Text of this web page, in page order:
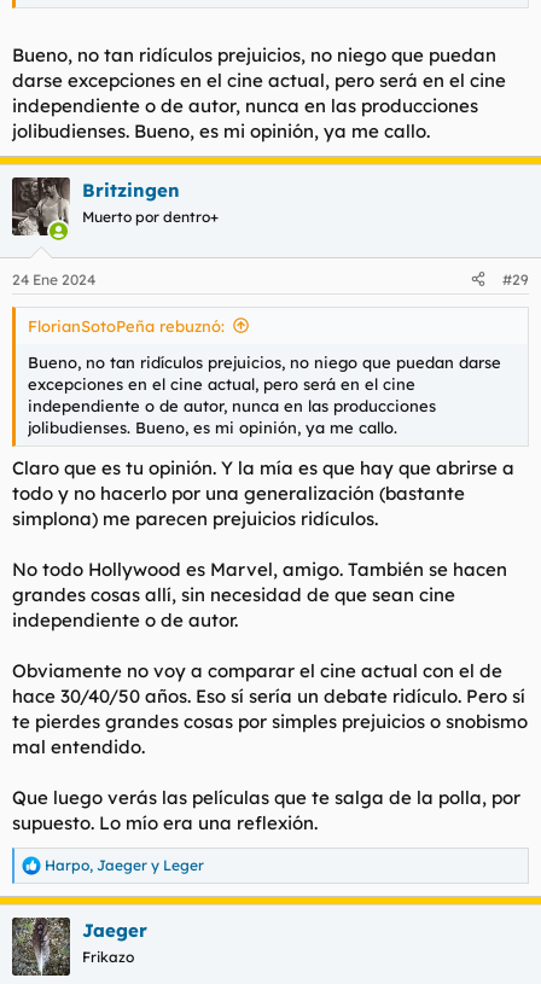
Bueno, no tan ridículos prejuicios, no niego que puedan
darse excepciones en el cine actual, pero será en el cine
independiente o de autor, nunca en las producciones
jolibudienses. Bueno, es mi opinión, ya me callo.
Britzingen
Muerto por dentro+
24 Ene 2024 #29
FlorianSotoPeña rebuznó:
Bueno, no tan ridículos prejuicios, no niego que puedan darse
excepciones en el cine actual, pero será en el cine
independiente o de autor, nunca en las producciones
jolibudienses. Bueno, es mi opinión, ya me callo.
Claro que es tu opinión. Y la mía es que hay que abrirse a
todo y no hacerlo por una generalización (bastante
simplona) me parecen prejuicios ridículos.
No todo Hollywood es Marvel, amigo. También se hacen
grandes cosas allí, sin necesidad de que sean cine
independiente o de autor.
Obviamente no voy a comparar el cine actual con el de
hace 30/40/50 años. Eso sí sería un debate ridículo. Pero sí
te pierdes grandes cosas por simples prejuicios o snobismo
mal entendido.
Que luego verás las películas que te salga de la polla, por
supuesto. Lo mío era una reflexión.
R
e
a
c
c
i
Harpo, Jaeger y Leger
Jaeger
Frikazo